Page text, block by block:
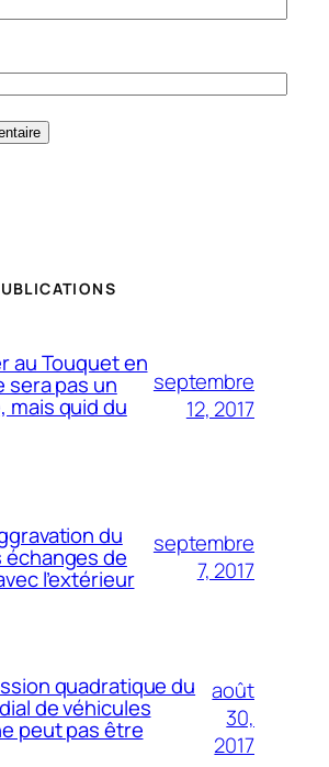
au Touquet en
sera pas un
mais quid du
septembre
12, 2017
du
échanges de
l’extérieur
septembre
7, 2017
quadratique du
de véhicules
peut pas être
août
30,
2017